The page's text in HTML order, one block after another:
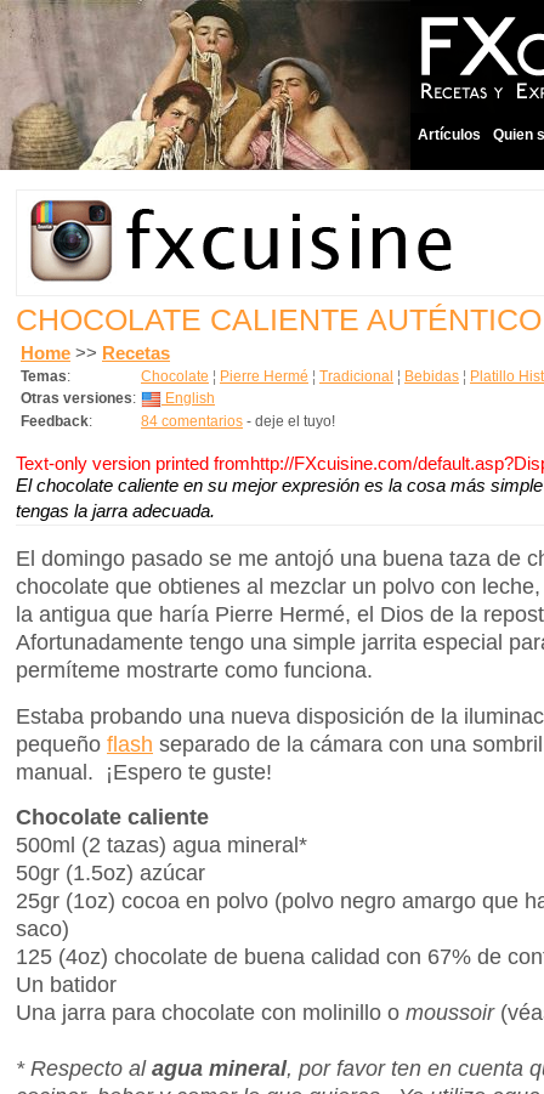
Artículos Quien
CHOCOLATE CALIENTE AUTÉNTICO
Home >> Recetas
Temas: Chocolate ¦ Pierre Hermé ¦ Tradicional ¦ Bebidas ¦ Platillo
Otras versiones:
English
Feedback: 84 comentarios - deje el tuyo!
Text-only version printed fromhttp://FXcuisine.com/
El chocolate caliente en su mejor expresión es la cosa más
tengas la jarra adecuada.
El domingo pasado se me antojó una buena taza de
chocolate que obtienes al mezclar un polvo con
la antigua que haría Pierre Hermé, el Dios de la
Afortunadamente tengo una simple jarrita especial
permíteme mostrarte como funciona.
Estaba probando una nueva disposición de la
pequeño flash separado de la cámara con una
manual. ¡Espero te guste!
Chocolate caliente
500ml (2 tazas) agua mineral*
50gr (1.5oz) azúcar
25gr (1oz) cocoa en polvo (polvo negro amargo que
saco)
125 (4oz) chocolate de buena calidad con 67% de
Un batidor
Una jarra para chocolate con molinillo o moussoir
* Respecto alagua mineral, por favor ten en cuenta